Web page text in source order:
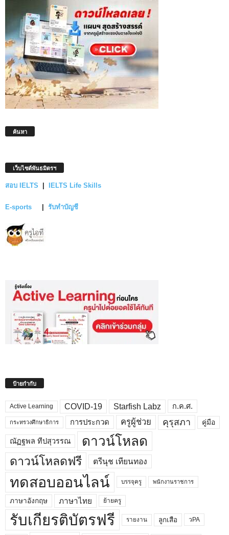
ค้นหา
เว็บไซต์พันธมิตรฯ
สอบ IELTS | IELTS Life Skills
E-sports | รับทำบัญชี
ป้ายกำกับ
Active Learning COVID-19 Starfish Labz ก.ค.ศ.
กระทรวงศึกษาธิการ การประกวด ครูผู้ช่วย คุรุสภา คู่มือ
ณัฏฐพล ทีปสุวรรณ ดาวน์โหลด
ดาวน์โหลดฟรี ตรีนุช เทียนทอง
ทดสอบออนไลน์ บรรจุครู พนักงานราชการ
ภาษาอังกฤษ ภาษาไทย ย้ายครู
รับเกียรติบัตรฟรี รายงาน ลูกเสือ วPA